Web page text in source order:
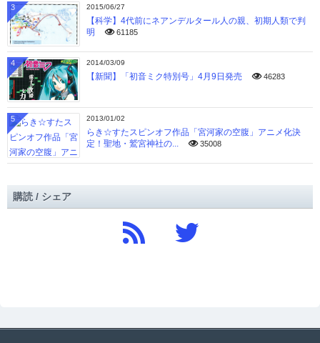
2015/06/27
【科学】4代前にネアンデルタール人の親、初期人類で判
明
61185
3
2014/03/09
【新聞】「初音ミク特別号」4月9日発売 46283
4
2013/01/02
らき☆すたスピンオフ作品「宮河家の空腹」アニメ化決
定！聖地・鷲宮神社の...
35008
5
購読 / シェア